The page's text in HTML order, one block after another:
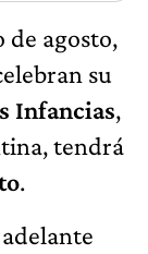
de agosto,
su
Infancias,
tendrá
.